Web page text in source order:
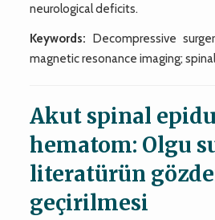
neurological deficits.
Keywords: Decompressive
magnetic resonance imaging;
Akut spinal
hematom: Olgu
literatürün
geçirilmesi